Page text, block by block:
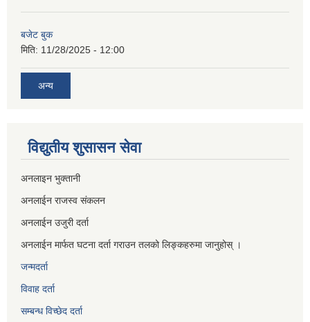
बजेट बुक
मिति: 11/28/2025 - 12:00
अन्य
विद्युतीय शुसासन सेवा
अनलाइन भुक्तानी
अनलाईन राजस्व संकलन
अनलाईन उजुरी दर्ता
अनलाईन मार्फत घटना दर्ता गराउन तलको लिङ्कहरुमा जानुहोस् ।
जन्मदर्ता
विवाह दर्ता
सम्बन्ध विच्छेद दर्ता